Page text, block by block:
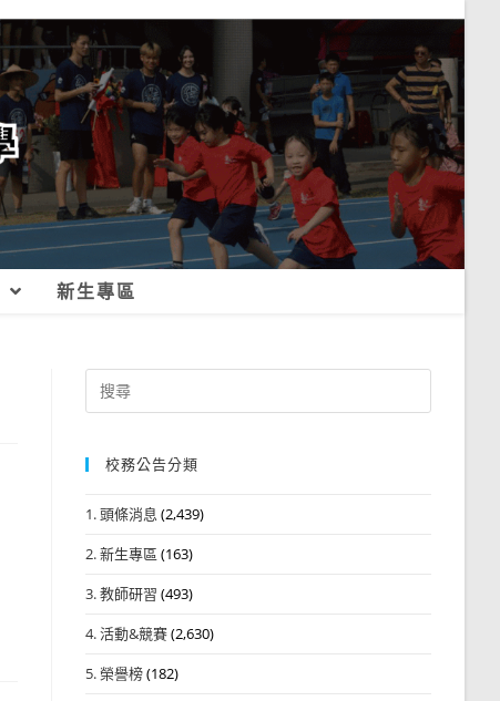
新生專區
Search
for:
校務公告分類
1. 頭條消息 (2,439)
2. 新生專區 (163)
3. 教師研習 (493)
4. 活動&競賽(2,630)
5. 榮譽榜(182)